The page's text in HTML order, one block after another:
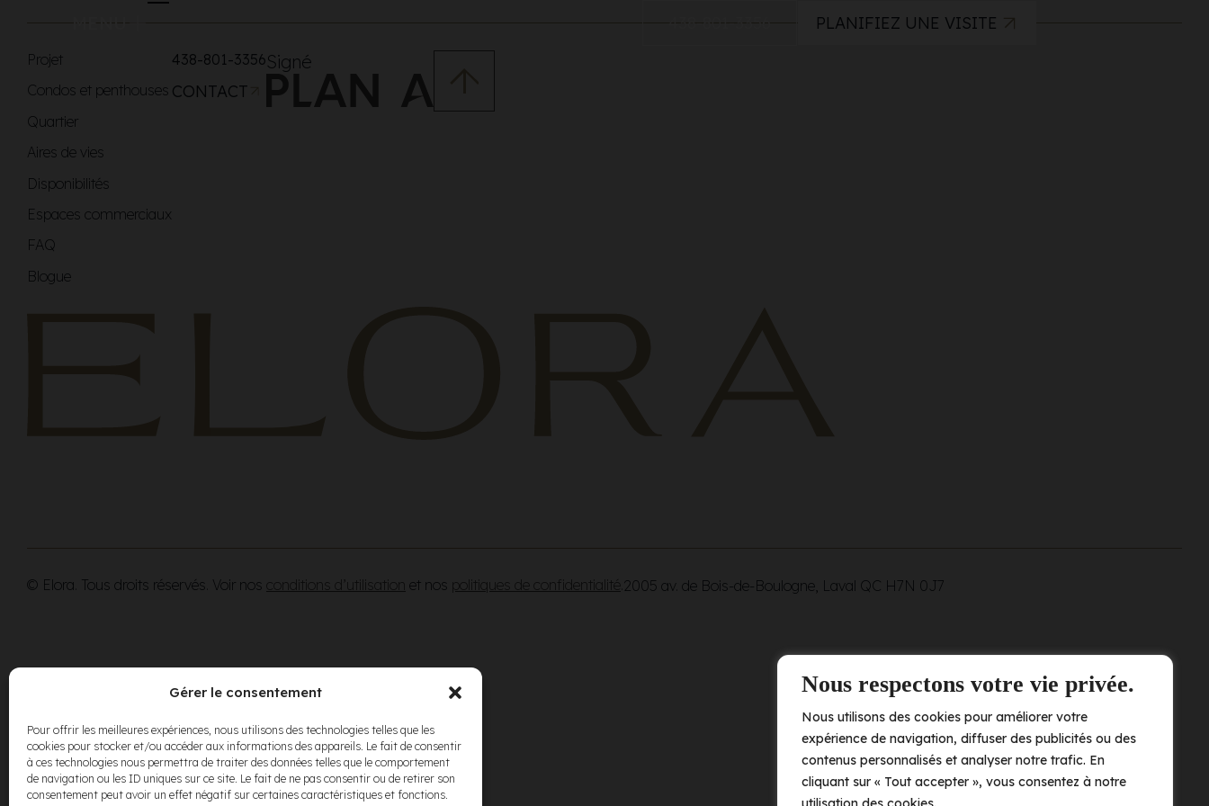
Nous respectons votre vie privée.
Nous utilisons des cookies pour améliorer votre
expérience de navigation, diffuser des publicités ou des
contenus personnalisés et analyser notre trafic. En
cliquant sur « Tout accepter », vous consentez à notre
Gérer le consentement
Pour offrir les meilleures expériences, nous utilisons des technologies telles que les
cookies pour stocker et/ou accéder aux informations des appareils. Le fait de consentir
à ces technologies nous permettra de traiter des données telles que le comportement
de navigation ou les ID uniques sur ce site. Le fait de ne pas consentir ou de retirer son
consentement peut avoir un effet négatif sur certaines caractéristiques et fonctions.
MENU PLANIFIEZ UNE VISITE
Projet
Condos et penthouses
Quartier
Aires de vies
Disponibilités
Espaces commerciaux
FAQ
Blogue
438-801-3356
CONTACT
Signé
© Elora. Tous droits réservés. Voir nos conditions d’utilisation et nos politiques de confidentialité 2005 av. de Bois-de-Boulogne, Laval QC H7N 0J7